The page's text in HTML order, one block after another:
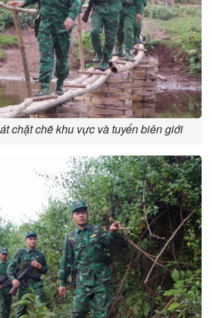
chặt chẽ khu vực và tuyến biên giới